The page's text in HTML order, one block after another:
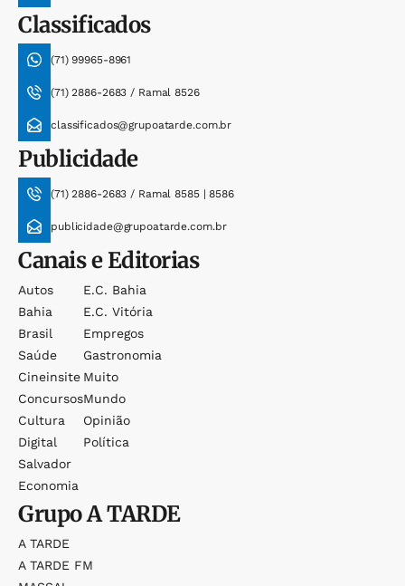
Classificados
(71) 99965-8961
(71) 2886-2683 / Ramal 8526
classificados@grupoatarde.com.br
Publicidade
(71) 2886-2683 / Ramal 8585 | 8586
publicidade@grupoatarde.com.br
Canais e Editorias
Autos
Bahia
Brasil
Saúde
Cineinsite
Concursos
Cultura
Digital
Salvador
Economia
E.c. Bahia
E.c. Vitória
Empregos
Gastronomia
Muito
Mundo
Opinião
Política
GrupoA TARDE
A TARDE
A TARDE FM